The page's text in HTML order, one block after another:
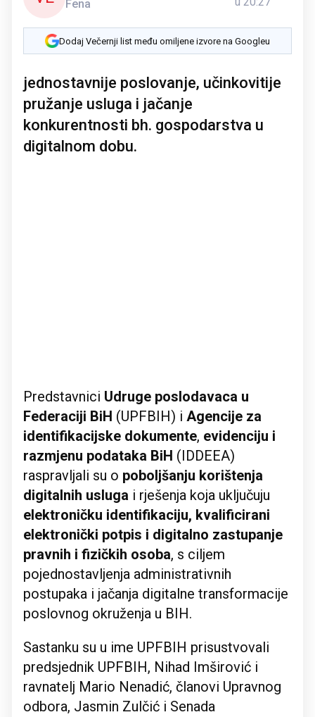
Fena
Dodaj Večernji list među omiljene izvore na Googleu
jednostavnije poslovanje, učinkovitije
pružanje usluga i jačanje
konkurentnosti bh. gospodarstva u
digitalnom dobu.
Predstavnici Udruge poslodavaca u
Federaciji BiH (UPFBIH) i Agencije za
identifikacijske dokumente, evidenciju i
razmjenu podataka BiH (IDDEEA)
raspravljali su o poboljšanju korištenja
digitalnih usluga i rješenja koja uključuju
elektroničku identifikaciju, kvalificirani
elektronički potpis i digitalno zastupanje
pravnih i fizičkih osoba, s ciljem
pojednostavljenja administrativnih
postupaka i jačanja digitalne transformacije
poslovnog okruženja u BIH.
Sastanku su u ime UPFBIH prisustvovali
predsjednik UPFBIH, Nihad Imširović i
ravnatelj Mario Nenadić, članovi Upravnog
odbora, Jasmin Zulčić i Senada